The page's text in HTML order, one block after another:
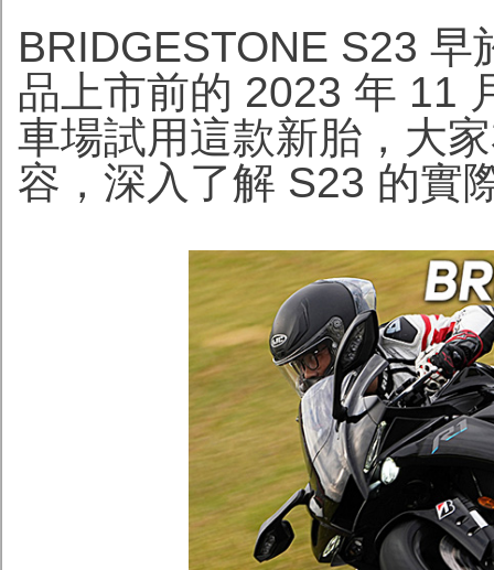
BRIDGESTONE S23
品上市前的 2023 年 11
車場試用這款新胎，大
容，深入了解 S23 的實